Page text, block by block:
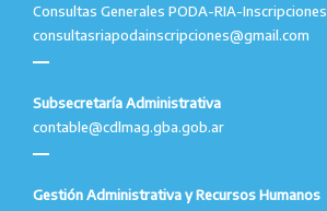
Consultas Generales PODA-RIA-Inscripciones
consultasriapodainscripciones@gmail.com
Subsecretaría Administrativa
contable@cdlmag.gba.gob.ar
Gestión Administrativa y Recursos Humanos